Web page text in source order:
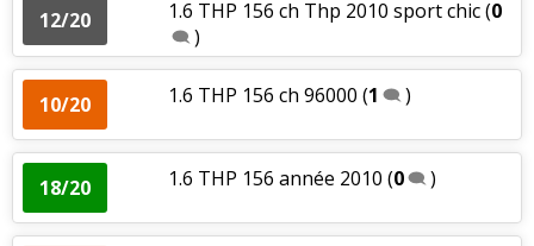
12/20 1.6 THP 156 ch Thp 2010 sport chic(0
)
10/20 1.6 THP 156 ch 96000 (1 )
18/20 1.6 THP 156 année 2010 (0 )